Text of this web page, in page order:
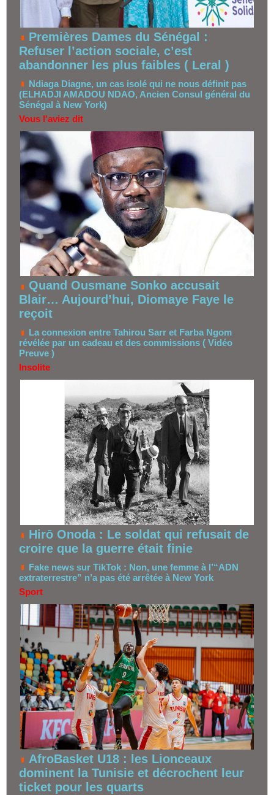
Premières Dames du Sénégal :
Refuser l’action sociale, c’est
abandonner les plus faibles ( Leral )
Ndiaga Diagne, un cas isolé qui ne nous définit pas
(ELHADJI AMADOU NDAO, Ancien Consul général du
Sénégal à New York)
Vous l'aviez dit
Quand Ousmane Sonko accusait
Blair… Aujourd’hui, Diomaye Faye le
reçoit
La connexion entre Tahirou Sarr et Farba Ngom
révélée par un cadeau et des commissions ( Vidéo
Preuve )
Insolite
Hirō Onoda : Le soldat qui refusait de
croire que la guerre était finie
Fake news sur TikTok : Non, une femme à l’“ADN
extraterrestre” n’a pas été arrêtée à New York
Sport
AfroBasket U18 : les Lionceaux
dominent la Tunisie et décrochent leur
ticket pour les quarts